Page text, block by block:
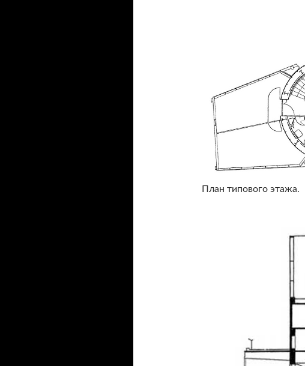
План типового этажа.